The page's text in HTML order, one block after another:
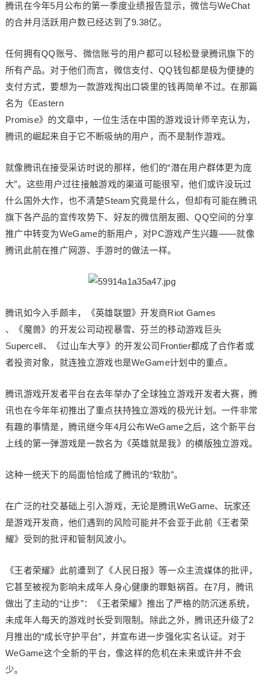
腾讯在今年5月公布的第一季度业绩报告显示，微信与WeChat
的合并月活跃用户数已经达到了9.38亿。
任何拥有QQ账号、微信账号的用户都可以轻松登录腾讯旗下的
所有产品。对于他们而言，微信支付、QQ钱包都是极为便捷的
支付方式，要想为一款游戏掏出口袋里的钱再简单不过。在那篇
名为《Eastern
Promise》的文章中，一位生活在中国的游戏设计师辛克认为，
腾讯的崛起来自于它不断吸纳的用户，而不是制作游戏。
就像腾讯在接受采访时说的那样，他们的“潜在用户群体更为庞
大”。这些用户过往接触游戏的渠道可能很窄，他们或许没玩过
什么国外大作，也不清楚Steam究竟是什么，但却有可能在腾讯
旗下各产品的宣传攻势下、好友的微信朋友圈、QQ空间的分享
推广中转变为WeGame的新用户，对PC游戏产生兴趣——就像
腾讯此前在推广网游、手游时的做法一样。
腾讯如今入手颇丰，《英雄联盟》开发商Riot Games
、《魔兽》的开发公司动视暴雪、芬兰的移动游戏巨头
Supercell、《过山车大亨》的开发公司Frontier都成了合作者或
者投资对象，就连独立游戏也是WeGame计划中的重点。
腾讯游戏开发者平台在去年举办了全球独立游戏开发者大赛，腾
讯也在今年年初推出了重点扶持独立游戏的极光计划。一件非常
有趣的事情是，腾讯继今年4月公布WeGame之后，这个新平台
上线的第一弹游戏是一款名为《英雄就是我》的横版独立游戏。
这种一统天下的局面恰恰成了腾讯的“软肋”。
在广泛的社交基础上引入游戏，无论是腾讯WeGame、玩家还
是游戏开发商，他们遇到的风险可能并不会亚于此前《王者荣
耀》受到的批评和管制风波小。
《王者荣耀》此前遭到了《人民日报》等一众主流媒体的批评，
它甚至被视为影响未成年人身心健康的罪魁祸首。在7月，腾讯
做出了主动的“让步”：《王者荣耀》推出了严格的防沉迷系统，
未成年人每天的游戏时长受到限制。除此之外，腾讯还升级了2
月推出的“成长守护平台”，并宣布进一步强化实名认证。对于
WeGame这个全新的平台，像这样的危机在未来或许并不会
少。